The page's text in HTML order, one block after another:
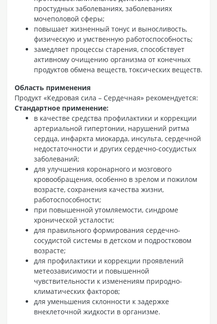
простудных заболеваниях, заболеваниях
мочеполовой сферы;
повышает жизненный тонус и выносливость,
физическую и умственную работоспособность;
замедляет процессы старения, способствует
активному очищению организма от конечных
продуктов обмена веществ, токсических веществ.
Область применения
Продукт «Кедровая сила – Сердечная» рекомендуется:
Стандартное применение:
в качестве средства профилактики и коррекции
артериальной гипертонии, нарушений ритма
сердца, инфаркта миокарда, инсульта, сердечной
недостаточности и других сердечно-сосудистых
заболеваний;
для улучшения коронарного и мозгового
кровообращения, особенно в зрелом и пожилом
возрасте, сохранения качества жизни,
работоспособности;
при повышенной утомляемости, синдроме
хронической усталости;
для правильного формирования сердечно-
сосудистой системы в детском и подростковом
возрасте;
для профилактики и коррекции проявлений
метеозависимости и повышенной
чувствительности к изменениям природно-
климатических факторов;
для уменьшения склонности к задержке
внеклеточной жидкости в организме.